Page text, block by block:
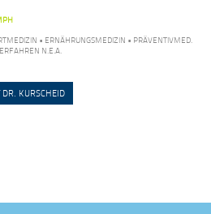
• ERNÄHRUNGSMEDIZIN • PRÄVENTIVMED.
N.E.A.
DR. KURSCHEID